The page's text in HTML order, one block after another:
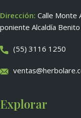
Dirección: Calle Monte
poniente Alcaldía
(55) 3116 1250
Explorar